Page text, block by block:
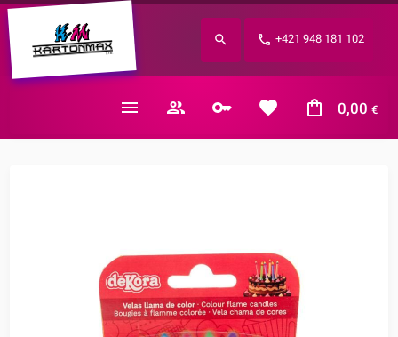
+421 948 181 102
0,00 €
Zabudnuté heslo?
E-mail